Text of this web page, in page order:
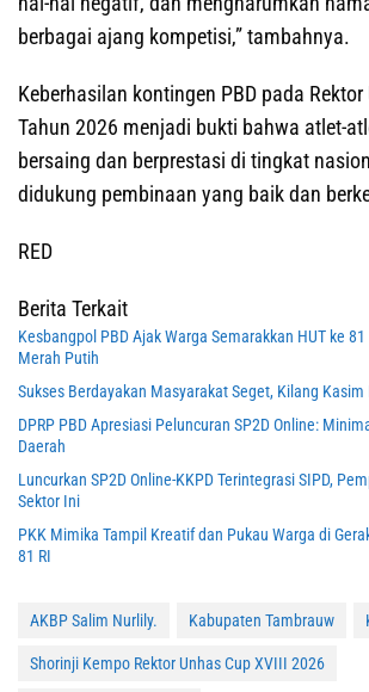
berbagai ajang kompetisi,” tambahnya.
Keberhasilan kontingen PBD pada Rektor
Tahun 2026 menjadi bukti bahwa atlet-
bersaing dan berprestasi di tingkat
didukung pembinaan yang baik dan
RED
Berita Terkait
Kesbangpol PBD Ajak Warga Semarakkan HUT ke
Merah Putih
Sukses Berdayakan Masyarakat Seget, Kilang Kasim
DPRP PBD Apresiasi Peluncuran SP2D Online:
Daerah
Luncurkan SP2D Online-KKPD Terintegrasi SIPD,
Sektor Ini
PKK Mimika Tampil Kreatif dan Pukau Warga di
81 RI
AKBP Salim Nurlily. Kabupaten Tambrauw
Shorinji Kempo Rektor Unhas Cup XVIII 2026